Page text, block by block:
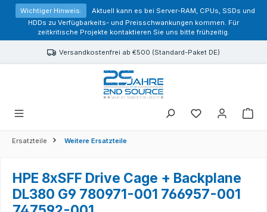
springen
Wichtiger Hinweis:
Aktuell kann es bei Server-RAM, CPUs, SSDs und
HDDs zu Verfügbarkeits- und Preisschwankungen kommen. Für
zeitkritische Projekte kontaktieren Sie uns bitte frühzeitig.
Versandkostenfrei ab €500 (Standard-Paket DE)
Sie haben 0
Ersatzteile Weitere Ersatzteile
HPE 8xSFF Drive Cage + Backplane
DL380 G9 780971-001 766957-001